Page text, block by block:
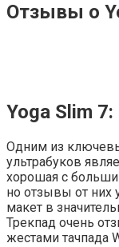
Отзывы о
Yoga Slim
Одним из
ультрабуков
хорошая с
но отзывы от них
макет в
Трекпад очень
жестами тачпада